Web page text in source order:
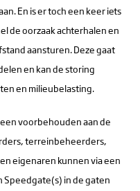
En is er toch een keer iets
de oorzaak achterhalen en
aansturen. Deze gaat
en kan de storing
en milieubelasting.
voorbehouden aan de
terreinbeheerders,
eigenaren kunnen via een
Speedgate(s) in de gaten